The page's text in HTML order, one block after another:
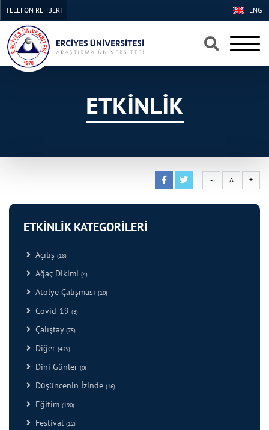
×
×
ENG
TELEFON REHBERİ
ETKİNLİK
- A +
ETKİNLİK KATEGORİLERİ
Açılış (18)
Ağaç Dikimi (4)
Atölye Çalışması (10)
Covid-19 (3)
Çalıştay (75)
Diğer (435)
Dini Günler (0)
Düşüncenin İzinde (16)
Eğitim (190)
Festival (12)